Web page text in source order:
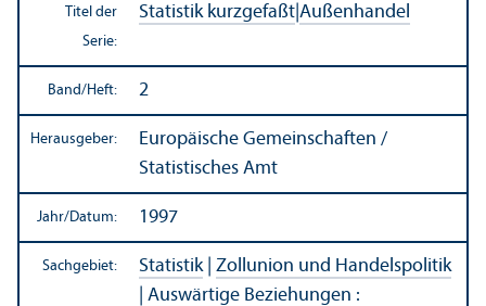
Titel der
Serie:
Statistik kurzgefaßt Außen­handel
Band/Heft: 2
Herausgeber:
Europäische Gemeinschaften /
Statistisches Amt
Jahr/Datum: 1997
Sachgebiet: Statistik| Zollunion und Handels­politik
Auswärtige Beziehungen :